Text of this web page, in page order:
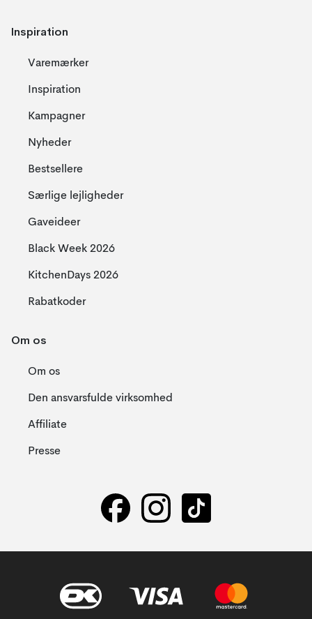
Inspiration
Varemærker
Inspiration
Kampagner
Nyheder
Bestsellere
Særlige lejligheder
Gaveideer
Black Week 2026
KitchenDays 2026
Rabatkoder
Om os
Om os
Den ansvarsfulde virksomhed
Affiliate
Presse